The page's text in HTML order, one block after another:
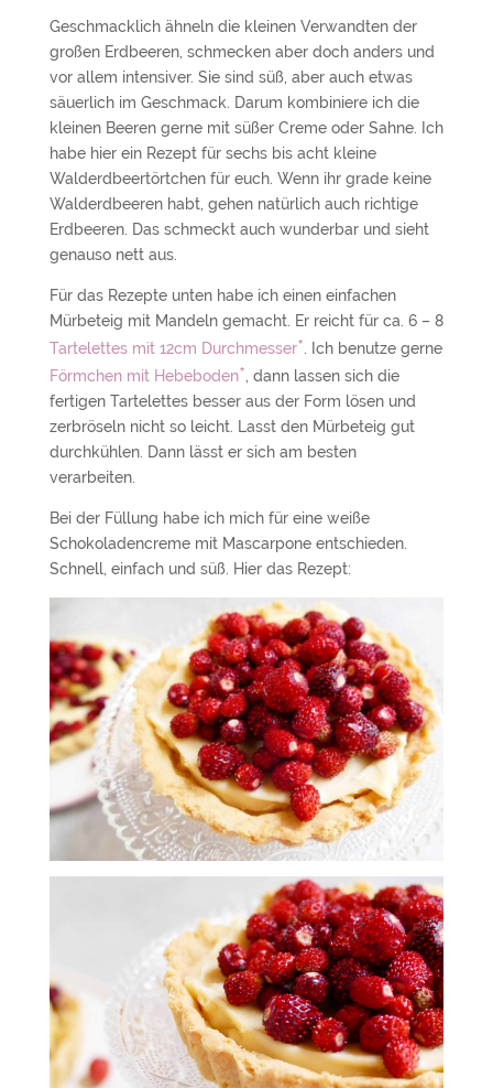
Geschmacklich ähneln die kleinen Verwandten der
großen Erdbeeren, schmecken aber doch anders und
vor allem intensiver. Sie sind süß, aber auch etwas
säuerlich im Geschmack. Darum kombiniere ich die
kleinen Beeren gerne mit süßer Creme oder Sahne. Ich
habe hier ein Rezept für sechs bis acht kleine
Walderdbeertörtchen für euch. Wenn ihr grade keine
Walderdbeeren habt, gehen natürlich auch richtige
Erdbeeren. Das schmeckt auch wunderbar und sieht
genauso nett aus.
Für das Rezepte unten habe ich einen einfachen
Mürbeteig mit Mandeln gemacht. Er reicht für ca. 6 – 8
Tartelettes mit 12cm Durchmesser* . Ich benutze gerne
Förmchen mit Hebeboden* , dann lassen sich die
fertigen Tartelettes besser aus der Form lösen und
zerbröseln nicht so leicht. Lasst den Mürbeteig gut
durchkühlen. Dann lässt er sich am besten
verarbeiten.
Bei der Füllung habe ich mich für eine weiße
Schokoladencreme mit Mascarpone entschieden.
Schnell, einfach und süß. Hier das Rezept: